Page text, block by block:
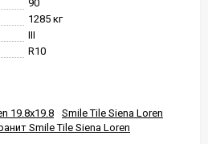
90
1285 кг
III
R10
19.8x19.8
Smile Tile Siena Loren
Smile Tile Siena Loren